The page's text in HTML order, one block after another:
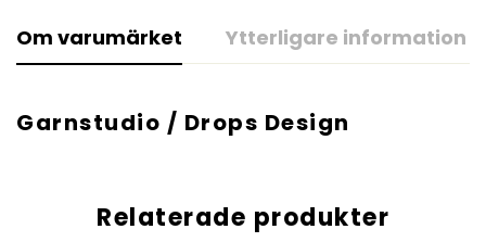
Om varumärket Ytterligare information
Garnstudio / Drops Design
Relaterade produkter